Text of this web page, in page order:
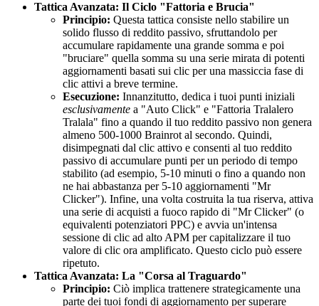
Tattica Avanzata: Il Ciclo "Fattoria e Brucia"
Principio: Questa tattica consiste nello stabilire un
solido flusso di reddito passivo, sfruttandolo per
accumulare rapidamente una grande somma e poi
"bruciare" quella somma su una serie mirata di potenti
aggiornamenti basati sui clic per una massiccia fase di
clic attivi a breve termine.
Esecuzione: Innanzitutto, dedica i tuoi punti iniziali
esclusivamente a "Auto Click" e "Fattoria Tralalero
Tralala" fino a quando il tuo reddito passivo non genera
almeno 500-1000 Brainrot al secondo. Quindi,
disimpegnati dal clic attivo e consenti al tuo reddito
passivo di accumulare punti per un periodo di tempo
stabilito (ad esempio, 5-10 minuti o fino a quando non
ne hai abbastanza per 5-10 aggiornamenti "Mr
Clicker"). Infine, una volta costruita la tua riserva, attiva
una serie di acquisti a fuoco rapido di "Mr Clicker" (o
equivalenti potenziatori PPC) e avvia un'intensa
sessione di clic ad alto APM per capitalizzare il tuo
valore di clic ora amplificato. Questo ciclo può essere
ripetuto.
Tattica Avanzata: La "Corsa al Traguardo"
Principio: Ciò implica trattenere strategicamente una
parte dei tuoi fondi di aggiornamento per superare